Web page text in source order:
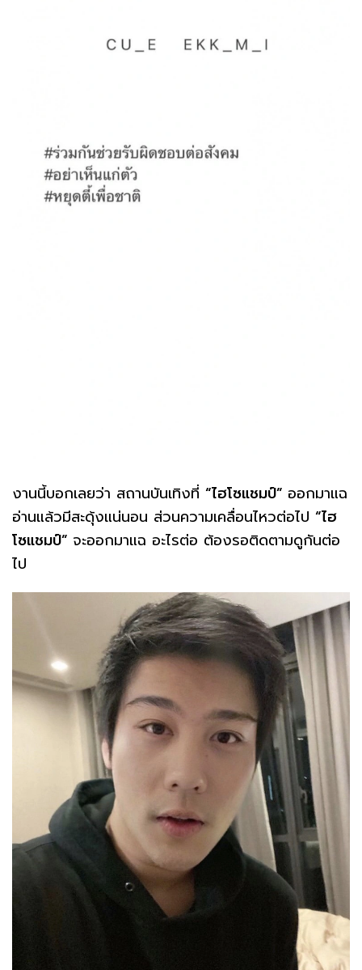
งานนี้บอกเลยว่า สถานบันเทิงที่ “ไฮโซแชมป์” ออกมาแฉ
อ่านแล้วมีสะดุ้งแน่นอน ส่วนความเคลื่อนไหวต่อไป “ไฮ
โซแชมป์” จะออกมาแฉ อะไรต่อ ต้องรอติดตามดูกันต่อ
ไป